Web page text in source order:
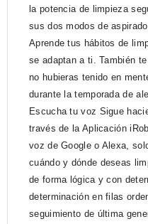
la potencia de limpieza
sus dos modos de
Aprende tus hábitos de
se adaptan a ti. También
no hubieras tenido en
durante la temporada de
Escucha tu voz Sigue
través de la Aplicación
voz de Google o Alexa,
cuándo y dónde deseas
de forma lógica y con
determinación en filas
seguimiento de última